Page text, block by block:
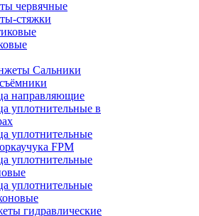
червячные
стяжки
Сальники
направляющие
уплотнительные в
уплотнительные
FPM
уплотнительные
уплотнительные
гидравлические